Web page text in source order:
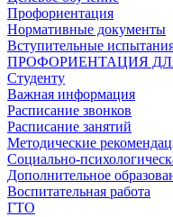
Профориентация
Нормативные документы
Вступительные
ПРОФОРИЕНТАЦИЯ
Студенту
Важная информация
Расписание звонков
Расписание занятий
Методические
Социально-
Дополнительное
Воспитательная работа
ГТО